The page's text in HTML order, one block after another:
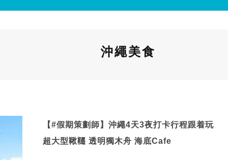
沖繩美食
【#假期策劃師】沖繩4天3夜打卡行程跟着玩
超大型鞦韆 透明獨木舟 海底Cafe